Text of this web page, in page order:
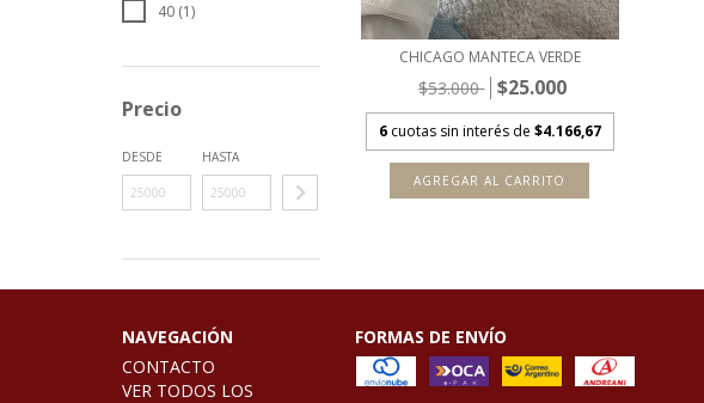
40 (1)
Precio
DESDE HASTA
CHICAGO MANTECA VERDE
$53.000 $25.000
6 cuotas sin interés de $4.166,67
AGREGAR AL CARRITO
NAVEGACIÓN
CONTACTO
VER TODOS LOS
FORMAS DE ENVÍO